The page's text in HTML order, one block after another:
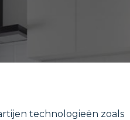
technologieën zoals